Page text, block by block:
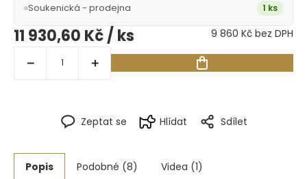
Zeptat se Hlídat Sdílet
Soukenická - prodejna 1 ks
11 930,60 Kč/ ks 9 860 Kč bez DPH
Popis Podobné (8) Videa (1)